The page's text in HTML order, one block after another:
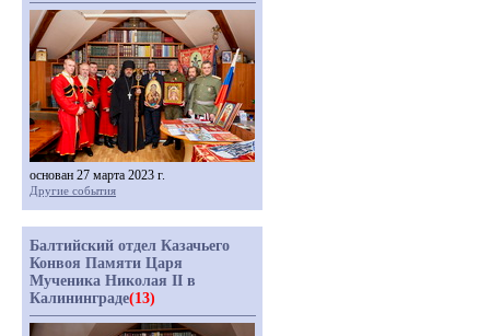
основан 27 марта 2023 г.
Другие события
Балтийский отдел Казачьего
Конвоя Памяти Царя
Мученика Николая II в
Калининграде(13)